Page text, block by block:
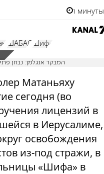
1 минуты
ШАБАС Шифа
המבקר אנגלמן: נבחן
Матаньяху
сегодня (во
лицензий в
в Иерусалиме,
освобождения
из-под стражи, в
«Шифа» в